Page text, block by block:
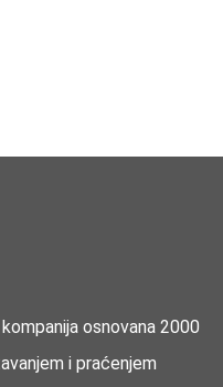
osnovana 2000
i praćenjem